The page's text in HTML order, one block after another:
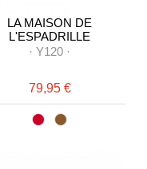
LA MAISON DE
L'ESPADRILLE
· Y120 ·
79,95 €